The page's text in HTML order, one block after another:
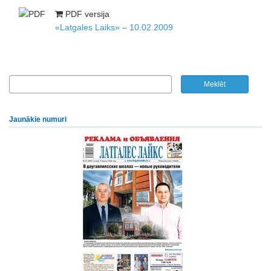
PDF versija
«Latgales Laiks» – 10.02.2009
Jaunākie numuri